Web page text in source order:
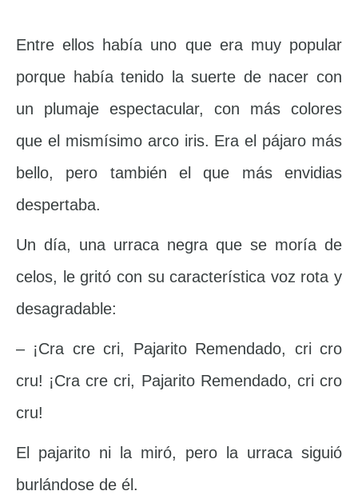
Entre ellos había uno que era muy popular
porque había tenido la suerte de nacer con
un plumaje espectacular, con más colores
que el mismísimo arco iris. Era el pájaro más
bello, pero también el que más envidias
despertaba.
Un día, una urraca negra que se moría de
celos, le gritó con su característica voz rota y
desagradable:
– ¡Cra cre cri, Pajarito Remendado, cri cro
cru! ¡Cra cre cri, Pajarito Remendado, cri cro
cru!
El pajarito ni la miró, pero la urraca siguió
burlándose de él.